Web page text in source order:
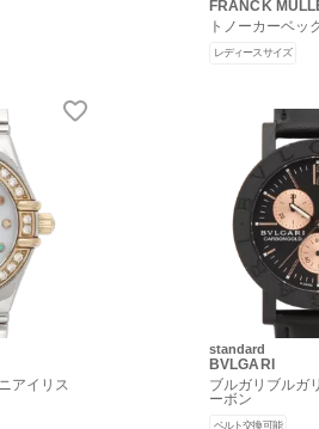
FRANCK
トノーカーベッ
レディースサイズ
アイリス
standard
BVLGARI
ブルガリブルガ
ーボン
ベルト交換可能